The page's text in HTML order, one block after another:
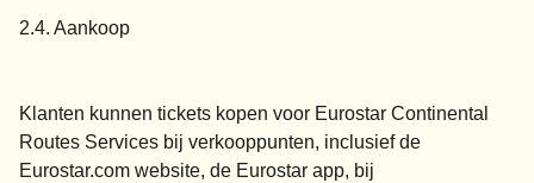
2.4. Aankoop
Klanten kunnen tickets kopen voor Eurostar Continental
Routes Services bij verkooppunten, inclusief de
Eurostar.com website, de Eurostar app, bij